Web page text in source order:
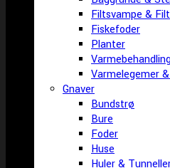
Filtsvampe &
Fiskefoder
Planter
Varmelegemer
Gnaver
Bundstrø
Bure
Foder
Huse
Huler &